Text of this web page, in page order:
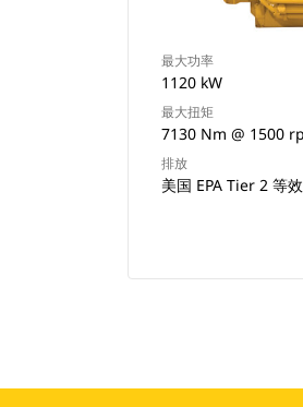
最大功率
1120 kW
最大扭矩
7130 Nm @ 1500
排放
美国 EPA Tier 2 等效